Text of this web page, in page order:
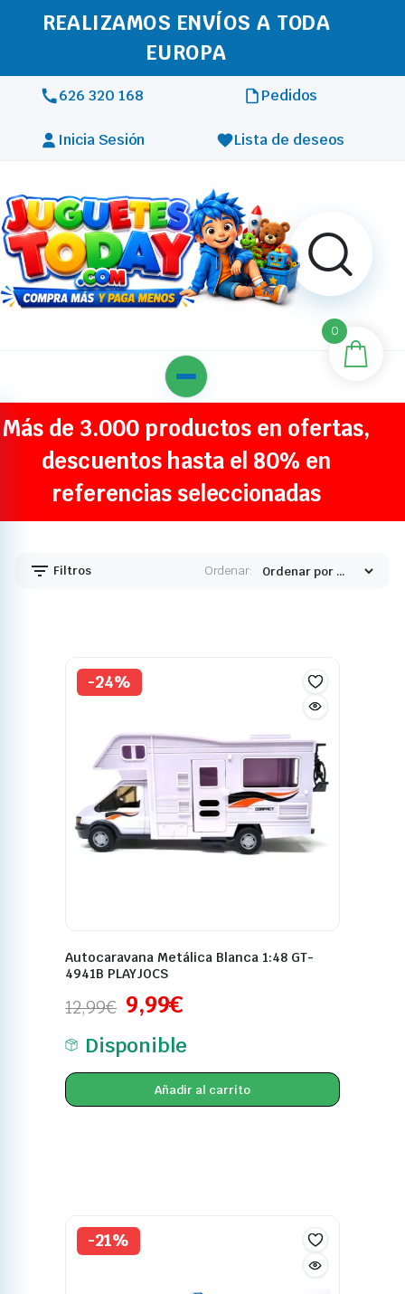
REALIZAMOS ENVÍOS A TODA
EUROPA
626 320 168 Pedidos
Inicia Sesión Lista de deseos
Más de 3.000 productos en ofertas,
descuentos hasta el 80% en
referencias seleccionadas
Filtros Ordenar:
-24%
Autocaravana Metálica Blanca 1:48 GT-
4941B PLAYJOCS
12,99€ 9,99€
Disponible
Añadir al carrito
-21%
0